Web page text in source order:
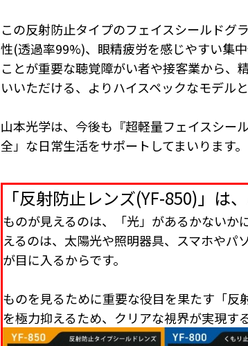
この反射防止タイプのフェイスシールドグ
性(透過率99%)、眼精疲労を感じやすい集
ことが重要な聴覚障がい者や接客業から、
いいただける、よりハイスペックなモデルと
山本光学は、今後も『超軽量フェイスシー
全」な日常生活をサポートしてまいります。
「反射防止レンズ(YF-850)」は
ものが見えるのは、「光」があるかないか
えるのは、太陽光や照明器具、スマホや
が目に入るからです。
ものを見るために重要な役目を果たす「反
を極力抑えるため、クリアな視界が実現す